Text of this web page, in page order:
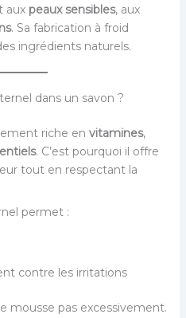
aux peaux sensibles, aux
. Sa fabrication à froid
ingrédients naturels.
dans un savon ?
riche en vitamines,
. C’est pourquoi il offre
tout en respectant la
permet :
contre les irritations
mousse pas excessivement.